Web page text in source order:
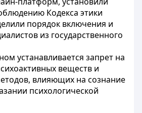
Кодекса этики
порядок включения и
из государственного
устанавливается запрет на
веществ и
влияющих на сознание
психологической